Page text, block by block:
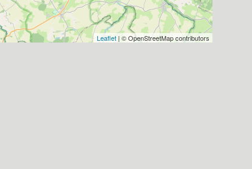
Leaflet | © OpenStreetMap contributors